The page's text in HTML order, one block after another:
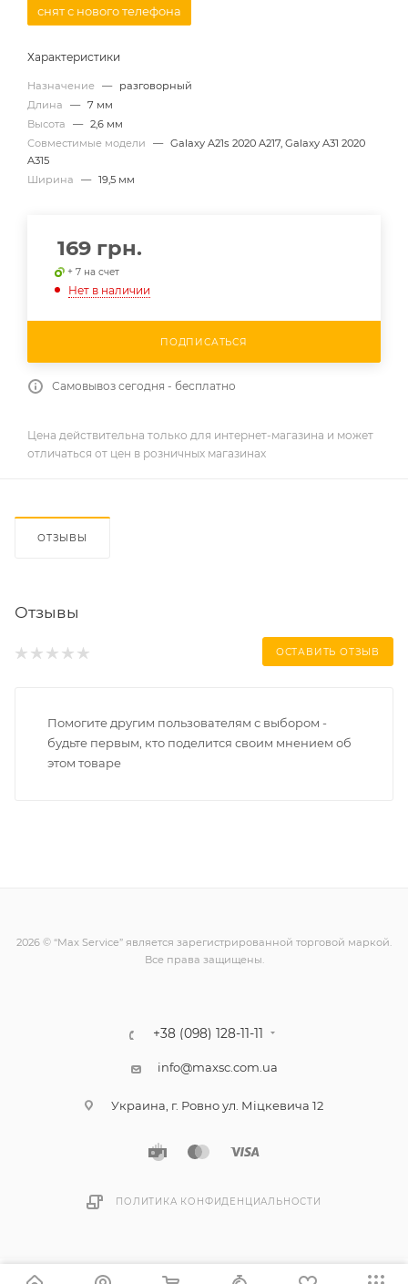
снят с нового телефона
Характеристики
Назначение —
разговорный
Длина
— 7 мм
Высота
— 2,6 мм
Совместимые модели
— Galaxy A21s 2020 A217, Galaxy A31 2020
A315
Ширина
— 19,5 мм
169 грн.
+ 7 на счет
Нет в наличии
ПОДПИСАТЬСЯ
Самовывоз сегодня - бесплатно
Цена действительна только для интернет-магазина и может
отличаться от цен в розничных магазинах
ОТЗЫВЫ
Отзывы
ОСТАВИТЬ ОТЗЫВ
Помогите другим пользователям с выбором -
будьте первым, кто поделится своим мнением об
этом товаре
2026 © “Max Service” является зарегистрированной торговой маркой.
Все права защищены.
+38 (098) 128-11-11
info@maxsc.com.ua
Украина, г. Ровно ул. Міцкевича 12
ПОЛИТИКА КОНФИДЕНЦИАЛЬНОСТИ